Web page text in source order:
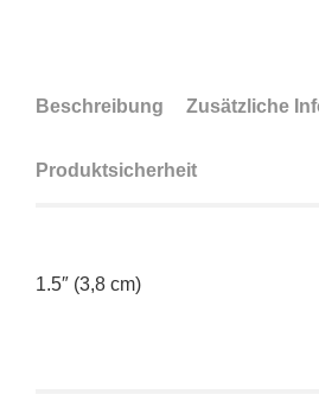
Beschreibung Zusätzliche
Produktsicherheit
1.5″ (3,8 cm)